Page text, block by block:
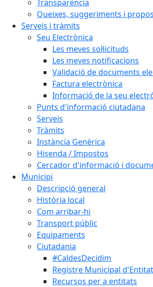
Transparència
Queixes, suggeriments i
Serveis i tràmits
Seu Electrònica
Les meves sol·licituds
Les meves notificacions
Validació de documents
Factura electrònica
Informació de la seu
Punts d'informació ciutadana
Serveis
Tràmits
Instància Genèrica
Hisenda / Impostos
Cercador d'informació i
Municipi
Descripció general
Història local
Com arribar-hi
Transport públic
Equipaments
Ciutadania
#CaldesDecidim
Registre Municipal
Recursos per a entitats